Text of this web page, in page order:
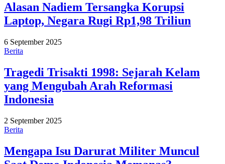
Alasan Nadiem Tersangka Korupsi
Laptop, Negara Rugi Rp1,98 Triliun
6 September 2025
Berita
Tragedi Trisakti 1998: Sejarah Kelam
yang Mengubah Arah Reformasi
Indonesia
2 September 2025
Berita
Mengapa Isu Darurat Militer Muncul